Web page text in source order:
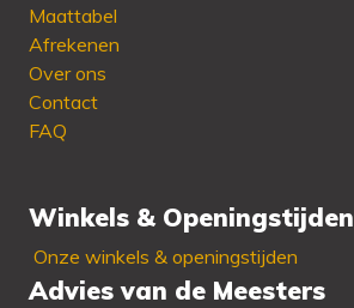
Maattabel
Afrekenen
Over ons
Contact
FAQ
Winkels & Openingstijden
Onze winkels & openingstijden
Advies van de Meesters